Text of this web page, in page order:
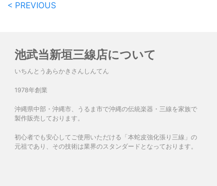
< PREVIOUS
池武当新垣三線店について
いちんとうあらかきさんしんてん
1978年創業
沖縄県中部・沖縄市、うるま市で沖縄の伝統楽器・三線を家族で
製作販売しております。
初心者でも安心してご使用いただける「本蛇皮強化張り三線」の
元祖であり、その技術は業界のスタンダードとなっております。